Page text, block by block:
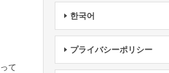
て
한국어
プライバシーポリシー